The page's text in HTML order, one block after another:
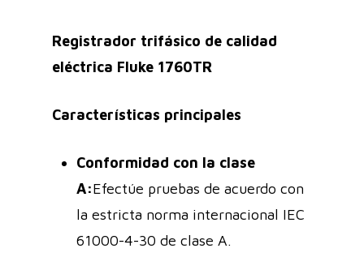
Registrador trifásico de calidad
eléctrica Fluke 1760TR
Características principales
Conformidad con la clase
A:Efectúe pruebas de acuerdo con
la estricta norma internacional IEC
61000-4-30 de clase A.